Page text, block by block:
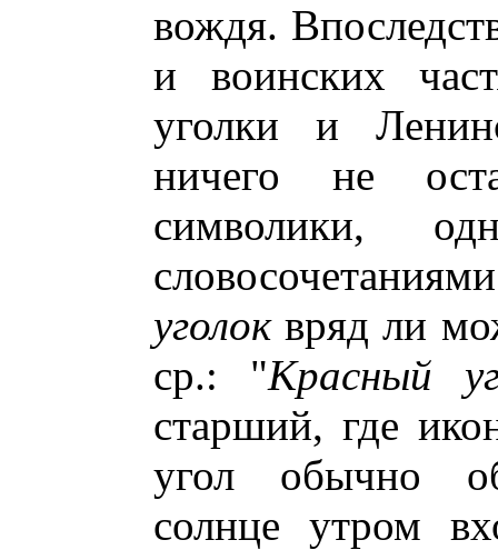
вождя.
и воинских
уголки и
ничего не
символики,
уголоквряд ли
ср.: "Красный
старший, где
угол обычно
солнце утром